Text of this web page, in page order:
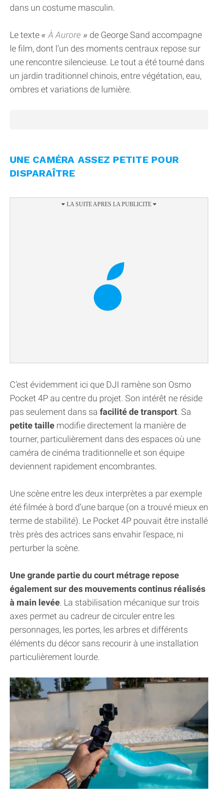
dans un costume masculin.
Le texte À Aurore
de George Sand accompagne
le film, dont l’un des moments centraux repose sur
une rencontre silencieuse. Le tout a été tourné dans
un jardin traditionnel chinois, entre végétation, eau,
ombres et variations de lumière.
UNE CAMÉRA ASSEZ PETITE POUR
DISPARAÎTRE
C’est évidemment ici que DJI ramène son Osmo
Pocket 4P au centre du projet. Son intérêt ne réside
pas seulement dans sa facilité de transport. Sa
petite taille modifie directement la manière de
tourner, particulièrement dans des espaces où une
caméra de cinéma traditionnelle et son équipe
deviennent rapidement encombrantes.
Une scène entre les deux interprètes a par exemple
été filmée à bord d’une barque (on a trouvé mieux en
terme de stabilité). Le Pocket 4P pouvait être installé
très près des actrices sans envahir l’espace, ni
perturber la scène.
Une grande partie du court métrage repose
également sur des mouvements continus réalisés
à main levée. La stabilisation mécanique sur trois
axes permet au cadreur de circuler entre les
personnages, les portes, les arbres et différents
éléments du décor sans recourir à une installation
particulièrement lourde.